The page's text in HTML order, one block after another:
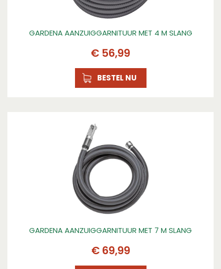
GARDENA AANZUIGGARNITUUR MET 4 M SLANG
€ 56,99
BESTEL NU
GARDENA AANZUIGGARNITUUR MET 7 M SLANG
€ 69,99